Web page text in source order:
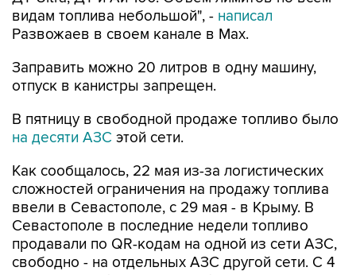
видам топлива небольшой", - написал
Развожаев в своем канале в Max.
Заправить можно 20 литров в одну машину,
отпуск в канистры запрещен.
В пятницу в свободной продаже топливо было
на десяти АЗС этой сети.
Как сообщалось, 22 мая из-за логистических
сложностей ограничения на продажу топлива
ввели в Севастополе, с 29 мая - в Крыму. В
Севастополе в последние недели топливо
продавали по QR-кодам на одной из сети АЗС,
свободно - на отдельных АЗС другой сети. С 4